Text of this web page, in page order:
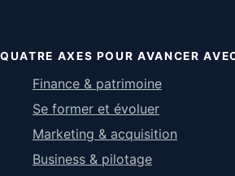
QUATRE AXES POUR AVANCER
Finance & patrimoine
Se former et évoluer
Marketing & acquisition
Business & pilotage